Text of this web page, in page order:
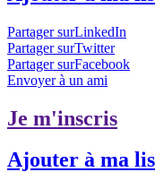
Partager surLinkedIn
Partager surTwitter
Partager surFacebook
Envoyer à un ami
Je m'inscris
Ajouter à ma